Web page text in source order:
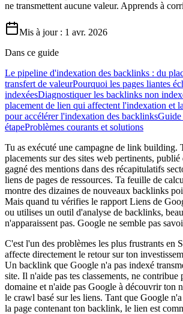
ne transmettent aucune valeur. Apprends à
Mis à jour : 1 avr. 2026
Dans ce guide
Le pipeline d'indexation des backlinks : du
transfert de valeurPourquoi les pages liantes
indexéesDiagnostiquer les backlinks non
placement de lien qui affectent l'indexation et
pour accélérer l'indexation des backlinksGuide
étapeProblèmes courants et solutions
Tu as exécuté une campagne de link building.
placements sur des sites web pertinents, publié
gagné des mentions dans des récapitulatifs
liens de pages de ressources. Ta feuille de
montre des dizaines de nouveaux backlinks
Mais quand tu vérifies le rapport Liens de
ou utilises un outil d'analyse de backlinks,
n'apparaissent pas. Google ne semble pas
C'est l'un des problèmes les plus frustrants en
affecte directement le retour sur ton
Un backlink que Google n'a pas indexé
site. Il n'aide pas tes classements, ne contribue
domaine et n'aide pas Google à découvrir ton
le crawl basé sur les liens. Tant que Google
la page contenant ton backlink, le lien est